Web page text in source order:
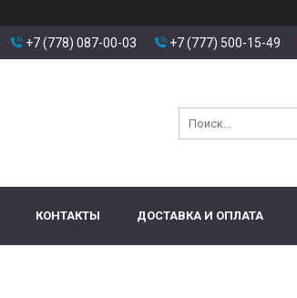
+7 (778) 087-00-03 +7 (777) 500-15-49
КОНТАКТЫ ДОСТАВКА И ОПЛАТА